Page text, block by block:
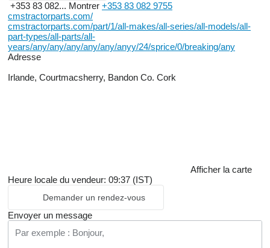
+353 83 082... Montrer +353 83 082 9755
cmstractorparts.com/
cmstractorparts.com/part/1/all-makes/all-series/all-models/all-
part-types/all-parts/all-
years/any/any/any/any/any/anyy/24/sprice/0/breaking/any
Adresse
Irlande, Courtmacsherry, Bandon Co. Cork
Afficher la carte
Heure locale du vendeur: 09:37 (IST)
Demander un rendez-vous
Envoyer un message